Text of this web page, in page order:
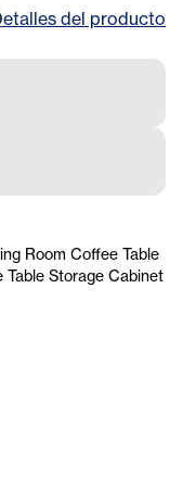
del producto
Room Coffee Table
Table Storage Cabinet